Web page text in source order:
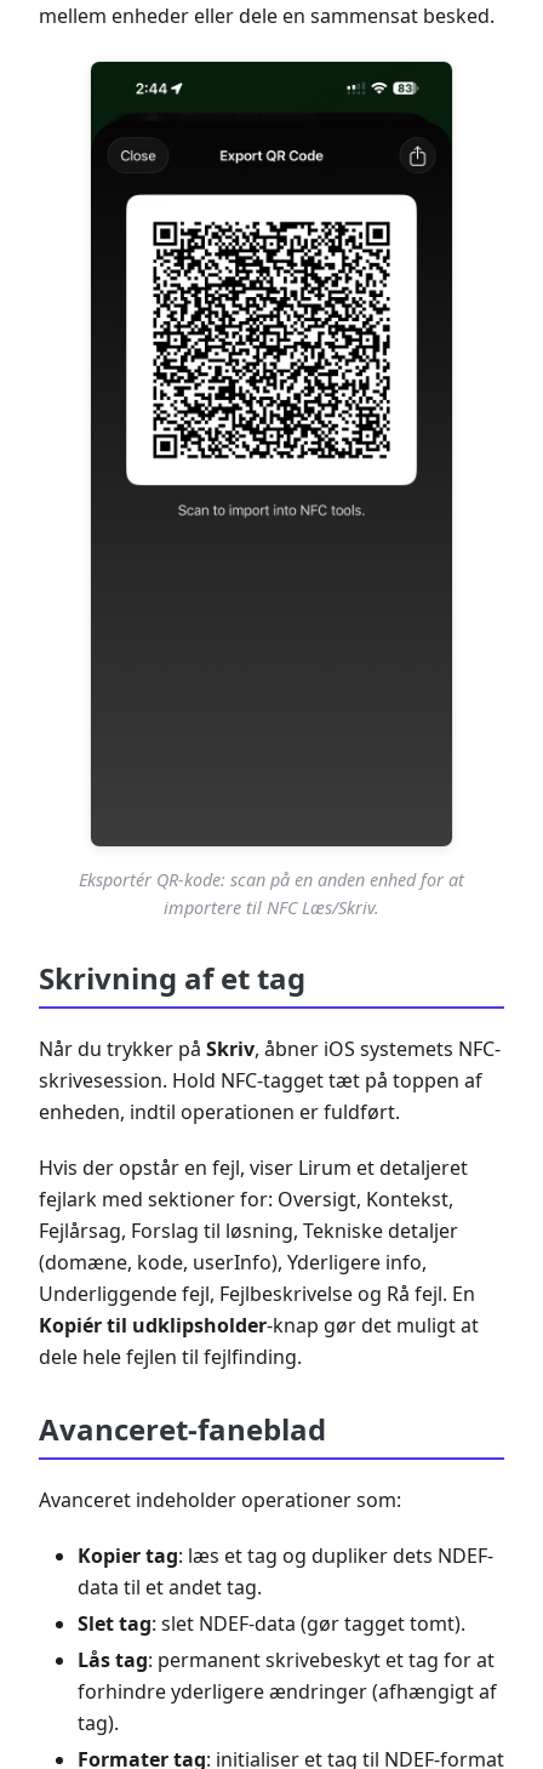
mellem enheder eller dele en sammensat besked.
Eksportér QR-kode: scan på en anden enhed for at
importere til NFC Læs/Skriv.
Skrivning af et tag
Når du trykker på Skriv, åbner iOS systemets NFC-
skrivesession. Hold NFC-tagget tæt på toppen af
enheden, indtil operationen er fuldført.
Hvis der opstår en fejl, viser Lirum et detaljeret
fejlark med sektioner for: Oversigt, Kontekst,
Fejlårsag, Forslag til løsning, Tekniske detaljer
(domæne, kode, userInfo), Yderligere info,
Underliggende fejl, Fejlbeskrivelse og Rå fejl. En
Kopiér til udklipsholder-knap gør det muligt at
dele hele fejlen til fejlfinding.
Avanceret-faneblad
Avanceret indeholder operationer som:
Kopier tag: læs et tag og dupliker dets NDEF-
data til et andet tag.
Slet tag: slet NDEF-data (gør tagget tomt).
Lås tag: permanent skrivebeskyt et tag for at
forhindre yderligere ændringer (afhængigt af
tag).
Formater tag: initialiser et tag til NDEF-format